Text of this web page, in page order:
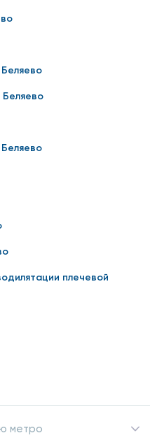
Беляево
плечевой
метро